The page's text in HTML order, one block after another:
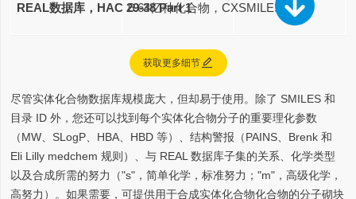
REAL数据库，HAC 29-38 Part 16.64亿种化合物，CXSMILES
获取更多细节
尽管实体化合物数据库规模庞大，但却易于使用。除了 SMILES 和
目录 ID 外，您还可以找到每个实体化合物分子的重要理化参数
（MW、SLogP、HBA、HBD 等）、结构警报（PAINS、Brenk 和
Eli Lilly medchem 规则）、与 REAL 数据库子集的关系、化学类型
以及合成所需的努力（"s"，简单化学，标准努力；"m"，高级化学，
高努力）。如果需要，可提供用于合成实体化合物化合物的分子砌块